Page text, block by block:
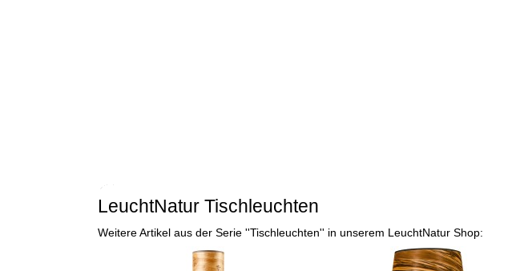
LeuchtNatur Tischleuchten
Weitere Artikel aus der Serie ''Tischleuchten'' in unserem LeuchtNatur Shop: